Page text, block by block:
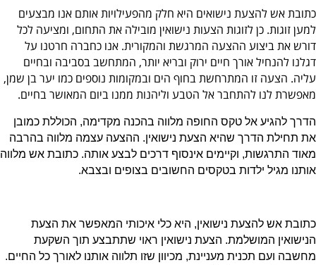
כתובת אש להצעת נישואים היא חלק מהפעילויות אותם אנו מבצעים
למען זוגות. כן לזוגות הצעות נישואין מובילה את התחום, ומציעה לכל
דורש את ביצוע ההצעה המרגשת והמקורית. אנו כחברה חרטנו על
דגלנו להנחיל אורך חיים ירוק ובריא יותר, המתחשב בסביבה ובחיים
עליה. הצעה זו המתרחשת בחוף הים ובמקומות נוספים כמו יער בן שמן,
מאפשרת לנו להתחבר אל הטבע וליהנות ממנו ביום המאושר בחיים.
הדרך להגיע אל טקס החופה מלווה בהכנה מקדימה, הכוללת כמובן
את תחילת הדרך שהיא הצעת נישואין. ההצעה עצמה מלווה בהרבה
מאוד התרגשות, וקיימים אינסוף דרכים לבצע אותה. כתובת אש מלווה
אותנו מגיל ילדות בטקסים החשובים בצופים ובצבא.
כתובת אש להצעת נישואין, היא כלי איכותי המאפשר את הצעת
הנישואין המושלמת. הצעת נישואין ראוי שתתבצע תוך השקעת
מחשבה ועם תכנית מעניינת, מכיוון שזו תלווה אותנו לאורך כל החיים.